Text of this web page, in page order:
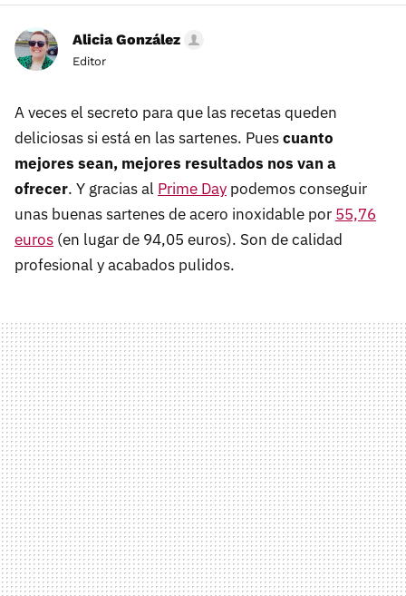
Alicia González
Editor
A veces el secreto para que las recetas queden
deliciosas si está en las sartenes. Puescuanto
mejores sean, mejores resultados nos van a
ofrecer. Y gracias al Prime Day podemos conseguir
unas buenas sartenes de acero inoxidable por 55,76
euros (en lugar de 94,05 euros). Son de calidad
profesional y acabados pulidos.